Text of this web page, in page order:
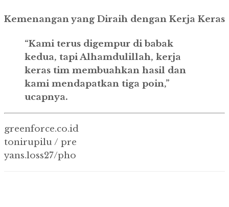
Kemenangan yang Diraih dengan Kerja Keras
“Kami terus digempur di babak
kedua, tapi Alhamdulillah, kerja
keras tim membuahkan hasil dan
kami mendapatkan tiga poin,”
ucapnya.
greenforce.co.id
tonirupilu / pre
yans.loss27/pho